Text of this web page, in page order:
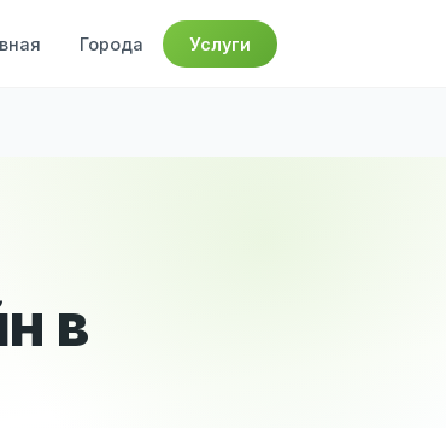
Города Услуги
в